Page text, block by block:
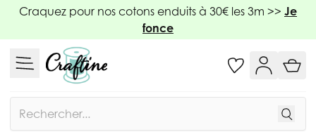
Allez au contenu
Craquez pour nos cotons enduits à 30€ les 3m >> Je
fonce